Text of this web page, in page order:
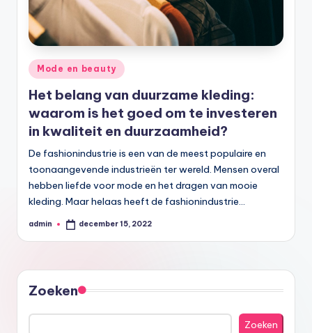
Geplaatst
in
Mode en beauty
Het belang van duurzame kleding:
waarom is het goed om te investeren
in kwaliteit en duurzaamheid?
De fashionindustrie is een van de meest populaire en
toonaangevende industrieën ter wereld. Mensen overal
hebben liefde voor mode en het dragen van mooie
kleding. Maar helaas heeft de fashionindustrie…
Geplaatst
admin december 15, 2022
Zoeken
Zoeken